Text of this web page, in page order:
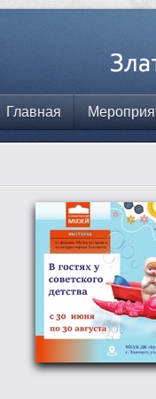
Главная